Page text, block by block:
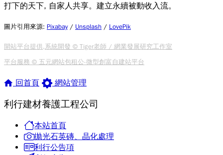
打下的天下, 自家人共享。建立永續被動收入流。
圖片引用來源: Pixabay/ Unsplash / LovePik
開站平台提供,系統開發 © Tiger老師 / 網業發展研究工作室
平台服務 © 五元網站包租公-微型創富自建站平台
回首頁 網站管理
利行建材養護工程公司
本站首頁
拋光石英磚、晶化處理
利行公告項